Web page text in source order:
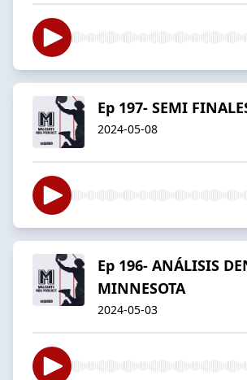
Ep 197- SEMI
2024-05-08
Ep 196- ANÁLISIS
MINNESOTA
2024-05-03